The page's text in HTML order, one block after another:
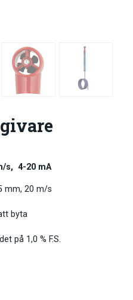
s, 4-20 mA
mm, 20 m/s
byta
på 1,0 % F.S.